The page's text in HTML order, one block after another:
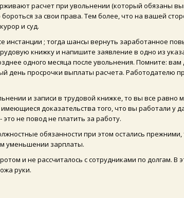
расчет при увольнении (который обязаны
за свои права. Тем более, что на вашей
и суд.
инстанции ; тогда шансы вернуть заработанное
книжку и напишите заявление в одно из
одного месяца после увольнения. Помните:
день просрочки выплаты расчета. Работодателю
и записи в трудовой книжке, то вы все равно
доказательства того, что вы работали у
не повод не платить за работу.
обязанности при этом остались
уменьшении зарплаты.
и не рассчиталось с сотрудниками по долгам. В
руки.